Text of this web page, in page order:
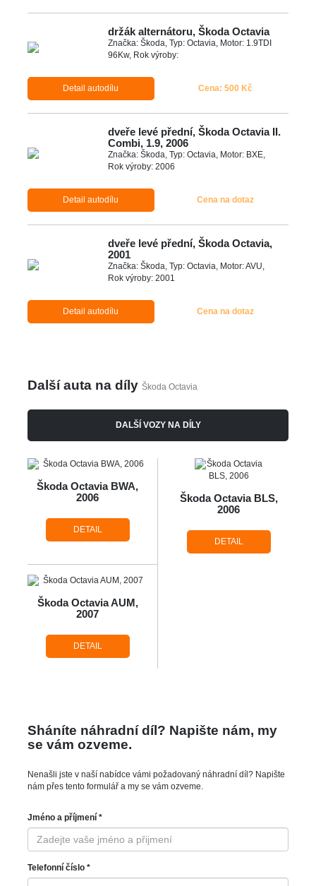
držák alternátoru, Škoda Octavia
Značka: Škoda, Typ: Octavia, Motor: 1.9TDI
96Kw, Rok výroby:
Detail autodílu Cena: 500 Kč
dveře levé přední, Škoda Octavia II.
Combi, 1.9, 2006
Značka: Škoda, Typ: Octavia, Motor: BXE,
Rok výroby: 2006
Detail autodílu Cena na dotaz
dveře levé přední, Škoda Octavia,
2001
Značka: Škoda, Typ: Octavia, Motor: AVU,
Rok výroby: 2001
Detail autodílu Cena na dotaz
Další auta na díly Škoda Octavia
DALŠÍ VOZY NA DÍLY
Škoda Octavia BWA,
2006
DETAIL
Škoda Octavia BLS,
2006
DETAIL
Škoda Octavia AUM,
2007
DETAIL
Sháníte náhradní díl? Napište nám, my
se vám ozveme.
Nenašli jste v naší nabídce vámi požadovaný náhradní díl? Napište
nám přes tento formulář a my se vám ozveme.
Jméno a příjmení *
Telefonní číslo *